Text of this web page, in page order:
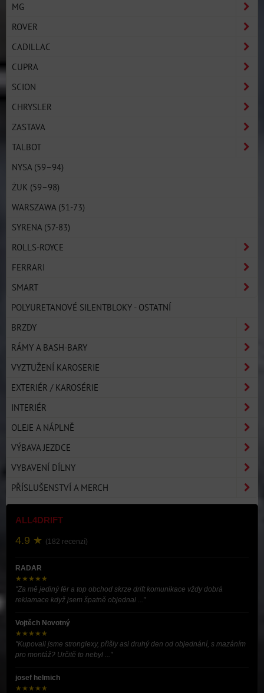
MG
ROVER
CADILLAC
CUPRA
SCION
CHRYSLER
ZASTAVA
TALBOT
NYSA (59–94)
ŻUK (59–98)
WARSZAWA (51-73)
SYRENA (57-83)
ROLLS-ROYCE
FERRARI
SMART
POLYURETANOVÉ SILENTBLOKY - OSTATNÍ
BRZDY
RÁMY A BASH-BARY
VYZTUŽENÍ KAROSERIE
EXTERIÉR / KAROSÉRIE
INTERIÉR
OLEJE A NÁPLNĚ
VÝBAVA JEZDCE
VYBAVENÍ DÍLNY
PŘÍSLUŠENSTVÍ A MERCH
ALL4DRIFT
4.9 ★ (182 recenzí)
RADAR
★★★★★
"Za mě jediný fér a top obchod skrze drift komunikace vždy dobrá
reklamace když jsem špatně objednal ..."
Vojtěch Novotný
★★★★★
"Kupovali jsme stronglexy, přišly asi druhý den od objednání, s mazáním
pro montáž? Určitě to nebyl ..."
josef helmich
★★★★★